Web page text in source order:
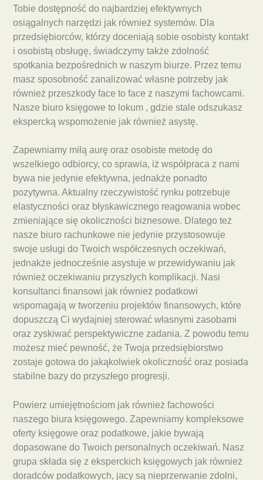
Tobie dostępność do najbardziej efektywnych
osiągalnych narzędzi jak również systemów. Dla
przedsiębiorców, którzy doceniają sobie osobisty kontakt
i osobistą obsługę, świadczymy także zdolność
spotkania bezpośrednich w naszym biurze. Przez temu
masz sposobność zanalizować własne potrzeby jak
również przeszkody face to face z naszymi fachowcami.
Nasze biuro księgowe to lokum , gdzie stale odszukasz
ekspercką wspomożenie jak również asystę.
Zapewniamy miłą aurę oraz osobiste metodę do
wszelkiego odbiorcy, co sprawia, iż współpraca z nami
bywa nie jedynie efektywna, jednakże ponadto
pozytywna. Aktualny rzeczywistość rynku potrzebuje
elastyczności oraz błyskawicznego reagowania wobec
zmieniające się okoliczności biznesowe. Dlatego też
nasze biuro rachunkowe nie jedynie przystosowuje
swoje usługi do Twoich współczesnych oczekiwań,
jednakże jednocześnie asystuje w przewidywaniu jak
również oczekiwaniu przyszłych komplikacji. Nasi
konsultanci finansowi jak również podatkowi
wspomagają w tworzeniu projektów finansowych, które
dopuszczą Ci wydajniej sterować własnymi zasobami
oraz zyskiwać perspektywiczne zadania. Z powodu temu
możesz mieć pewność, że Twoja przedsiębiorstwo
zostaje gotowa do jakąkolwiek okoliczność oraz posiada
stabilne bazy do przyszłego progresji.
Powierz umiejętnościom jak również fachowości
naszego biura księgowego. Zapewniamy kompleksowe
oferty księgowe oraz podatkowe, jakie bywają
dopasowane do Twoich personalnych oczekiwań. Nasz
grupa składa się z eksperckich księgowych jak również
doradców podatkowych, jacy są nieprzerwanie zdolni,